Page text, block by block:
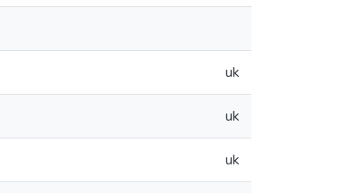
uk
uk
uk